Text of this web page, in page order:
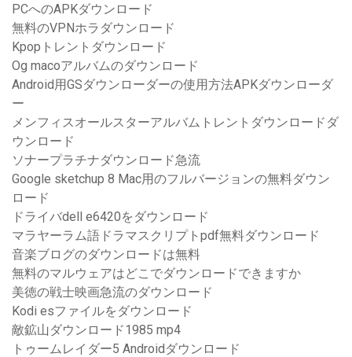
PCへのAPKダウンロード
無料のVPNホラダウンロード
Kpopトレントダウンロード
Og macoアルバムのダウンロード
Android用GSダウンローダーの使用方法APKダウンローダ
ー
メンフィスオールスターアルバムトレントダウンロードダ
ウンロード
ソナープラチナダウンロード急流
Google sketchup 8 Mac用のフルバージョンの無料ダウン
ロード
ドライバdell e6420をダウンロード
マラヤーラム語ドラマスクリプトpdf無料ダウンロード
音楽ブログのダウンロードは無料
無料のマルウェアはどこでダウンロードできますか
美徳の戦士映画急流のダウンロード
Kodi esファイルをダウンロード
敵鉱山ダウンロード1985 mp4
トゥームレイダー5 Androidダウンロード